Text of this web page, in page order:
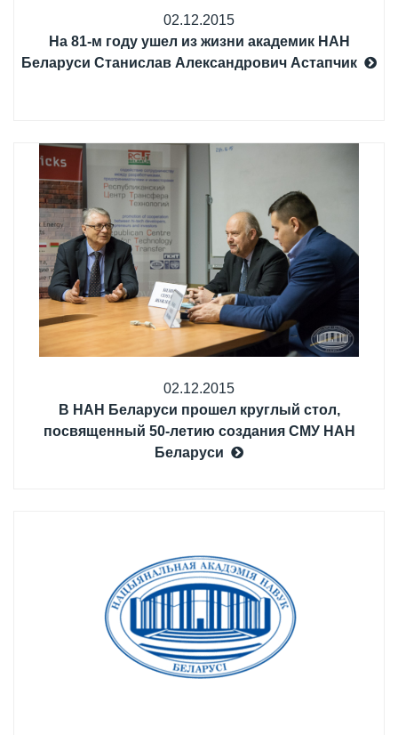
02.12.2015
На 81-м году ушел из жизни академик НАН
Беларуси Станислав Александрович Астапчик
02.12.2015
В НАН Беларуси прошел круглый стол,
посвященный 50-летию создания СМУ НАН
Беларуси